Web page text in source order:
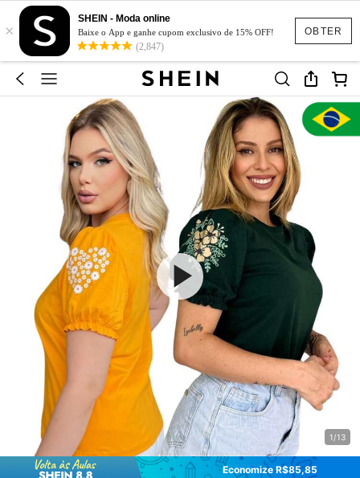
OBTER
×
SHEIN - Moda online
Baixe o App e ganhe cupom exclusivo de 15% OFF!
(2,847)
1/13
Economize R$85,85